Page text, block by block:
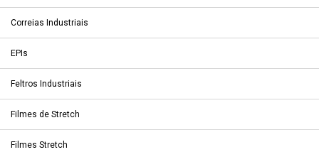
Correias Industriais
EPIs
Feltros Industriais
Filmes de Stretch
Filmes Stretch